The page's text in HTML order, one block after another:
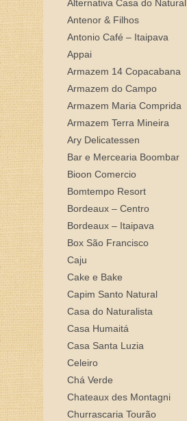
Alternativa Casa do Natural
Antenor & Filhos
Antonio Café – Itaipava
Appai
Armazem 14 Copacabana
Armazem do Campo
Armazem Maria Comprida
Armazem Terra Mineira
Ary Delicatessen
Bar e Mercearia Boombar
Bioon Comercio
Bomtempo Resort
Bordeaux – Centro
Bordeaux – Itaipava
Box São Francisco
Caju
Cake e Bake
Capim Santo Natural
Casa do Naturalista
Casa Humaitá
Casa Santa Luzia
Celeiro
Chá Verde
Chateaux des Montagni
Churrascaria Tourão